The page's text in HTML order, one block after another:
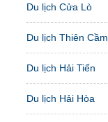
Du lịch Cửa Lò
Du lịch Thiên Cầm
Du lịch Hải Tiến
Du lịch Hải Hòa